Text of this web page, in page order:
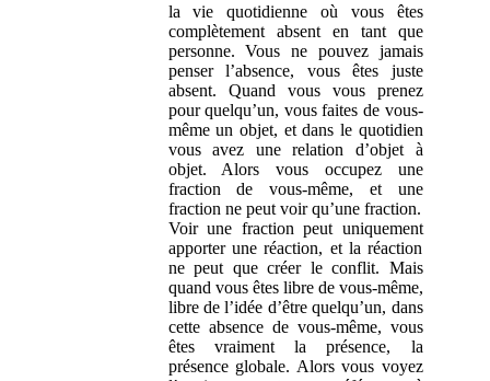
la vie quotidienne où vous êtes
complètement absent en tant que
personne. Vous ne pouvez jamais
penser l’absence, vous êtes juste
absent. Quand vous vous prenez
pour quelqu’un, vous faites de vous-
même un objet, et dans le quotidien
vous avez une relation d’objet à
objet. Alors vous occupez une
fraction de vous-même, et une
fraction ne peut voir qu’une fraction.
Voir une fraction peut uniquement
apporter une réaction, et la réaction
ne peut que créer le conflit. Mais
quand vous êtes libre de vous-même,
libre de l’idée d’être quelqu’un, dans
cette absence de vous-même, vous
êtes vraiment la présence, la
présence globale. Alors vous voyez